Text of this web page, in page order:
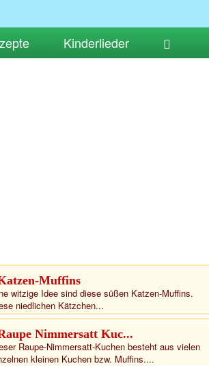
Kinderlieder
Muffins
witzige Idee sind diese süßen Katzen-Muffins.
niedlichen Kätzchen...
Nimmersatt Kuc...
Raupe-Nimmersatt-Kuchen besteht aus vielen
kleinen Kuchen bzw. Muffins....